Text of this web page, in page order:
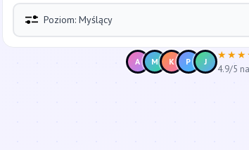
Poziom: Myślący
A M K P J
4.9/5